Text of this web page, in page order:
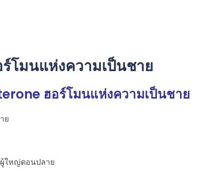
โมนแห่งความเป็นชาย
ฮอร์โมนแห่งความเป็นชาย
ย
ผู้ใหญ่ตอนปลาย